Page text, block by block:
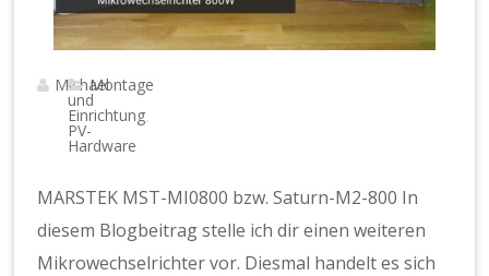
MichaelMontage
und
Einrichtung,
PV-
Hardware
MARSTEK MST-MI0800 bzw. Saturn-M2-800 In
diesem Blogbeitrag stelle ich dir einen weiteren
Mikrowechselrichter vor. Diesmal handelt es sich